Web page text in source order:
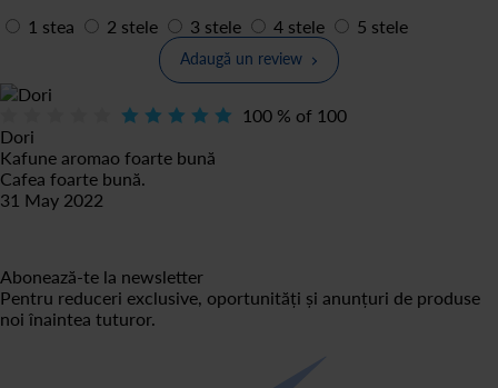
1 stea
2 stele 3 stele 4 stele 5 stele
Adaugă un review
100 % of 100
Dori
Kafune aromao foarte bună
Cafea foarte bună.
31 May 2022
Abonează-te la newsletter
Pentru reduceri exclusive, oportunități și anunțuri de produse
noi înaintea tuturor.